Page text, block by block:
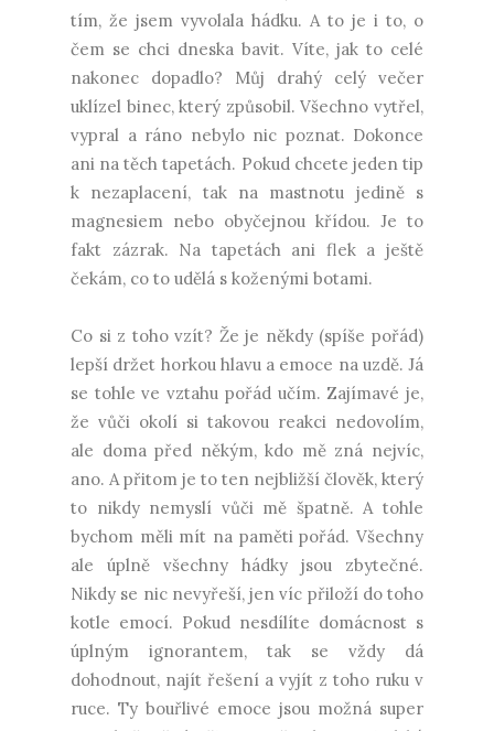
tím, že jsem vyvolala hádku. A to je i to, o
čem se chci dneska bavit. Víte, jak to celé
nakonec dopadlo? Můj drahý celý večer
uklízel binec, který způsobil. Všechno vytřel,
vypral a ráno nebylo nic poznat. Dokonce
ani na těch tapetách. Pokud chcete jeden tip
k nezaplacení, tak na mastnotu jedině s
magnesiem nebo obyčejnou křídou. Je to
fakt zázrak. Na tapetách ani flek a ještě
čekám, co to udělá s koženými botami.
Co si z toho vzít? Že je někdy (spíše pořád)
lepší držet horkou hlavu a emoce na uzdě. Já
se tohle ve vztahu pořád učím. Zajímavé je,
že vůči okolí si takovou reakci nedovolím,
ale doma před někým, kdo mě zná nejvíc,
ano. A přitom je to ten nejbližší člověk, který
to nikdy nemyslí vůči mě špatně. A tohle
bychom měli mít na paměti pořád. Všechny
ale úplně všechny hádky jsou zbytečné.
Nikdy se nic nevyřeší, jen víc přiloží do toho
kotle emocí. Pokud nesdílíte domácnost s
úplným ignorantem, tak se vždy dá
dohodnout, najít řešení a vyjít z toho ruku v
ruce. Ty bouřlivé emoce jsou možná super